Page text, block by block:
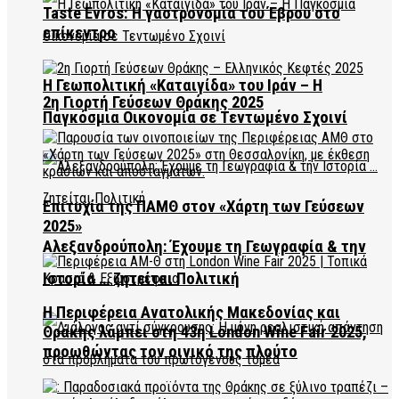
Η Γεωπολιτική «Καταιγίδα» του Ιράν – Η
Παγκόσμια Οικονομία σε Τεντωμένο Σχοινί
Αλεξανδρούπολη: Έχουμε τη Γεωγραφία & την
Ιστορία … ζητείται Πολιτική
Taste Evros: Η γαστρονομία του Έβρου στο
επίκεντρο
2η Γιορτή Γεύσεων Θράκης 2025
Επιτυχία της ΠΑΜΘ στον «Χάρτη των Γεύσεων
2025»
Η Περιφέρεια Ανατολικής Μακεδονίας και
Θράκης λάμπει στη 43η London Wine Fair 2025,
προωθώντας τον οινικό της πλούτο